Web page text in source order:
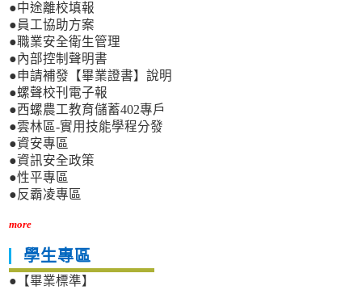
●中途離校填報
●員工協助方案
●職業安全衛生管理
●內部控制聲明書
●申請補發【畢業證書】說明
●螺聲校刊電子報
●西螺農工教育儲蓄402專戶
●雲林區-實用技能學程分發
●資安專區
●資訊安全政策
●性平專區
●反霸凌專區
more
學生專區
●【畢業標準】